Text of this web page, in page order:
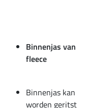
Binnenjas van
fleece
Binnenjas kan
worden geritst